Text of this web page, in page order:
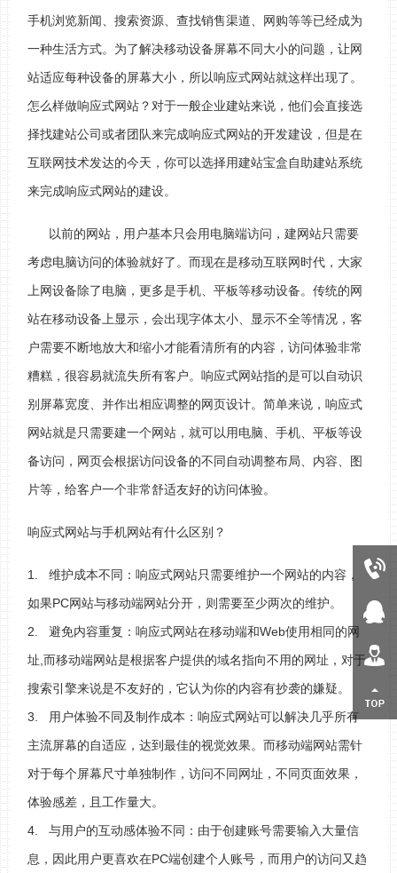
0510-83480859
在线客服
人才招聘
返回顶部
手机浏览新闻、搜索资源、查找销售渠道、网购等等已经成为
一种生活方式。为了解决移动设备屏幕不同大小的问题，让网
站适应每种设备的屏幕大小，所以响应式网站就这样出现了。
怎么样做响应式网站？对于一般企业建站来说，他们会直接选
择找建站公司或者团队来完成响应式网站的开发建设，但是在
互联网技术发达的今天，你可以选择用建站宝盒自助建站系统
来完成响应式网站的建设。
以前的网站，用户基本只会用电脑端访问，建网站只需要
考虑电脑访问的体验就好了。而现在是移动互联网时代，大家
上网设备除了电脑，更多是手机、平板等移动设备。传统的网
站在移动设备上显示，会出现字体太小、显示不全等情况，客
户需要不断地放大和缩小才能看清所有的内容，访问体验非常
糟糕，很容易就流失所有客户。响应式网站指的是可以自动识
别屏幕宽度、并作出相应调整的网页设计。简单来说，响应式
网站就是只需要建一个网站，就可以用电脑、手机、平板等设
备访问，网页会根据访问设备的不同自动调整布局、内容、图
片等，给客户一个非常舒适友好的访问体验。
响应式网站与手机网站有什么区别？
1. 维护成本不同：响应式网站只需要维护一个网站的内容，
如果PC网站与移动端网站分开，则需要至少两次的维护。
2. 避免内容重复：响应式网站在移动端和Web使用相同的网
址,而移动端网站是根据客户提供的域名指向不用的网址，对于
搜索引擎来说是不友好的，它认为你的内容有抄袭的嫌疑。
3. 用户体验不同及制作成本：响应式网站可以解决几乎所有
主流屏幕的自适应，达到最佳的视觉效果。而移动端网站需针
对于每个屏幕尺寸单独制作，访问不同网址，不同页面效果，
体验感差，且工作量大。
4. 与用户的互动感体验不同：由于创建账号需要输入大量信
息，因此用户更喜欢在PC端创建个人账号，而用户的访问又趋